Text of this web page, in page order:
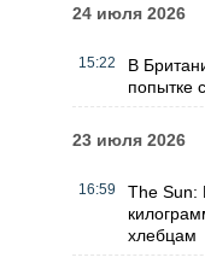
24 июля 2026
15:22
В
попытке
23 июля 2026
16:59
The Sun:
хлебцам